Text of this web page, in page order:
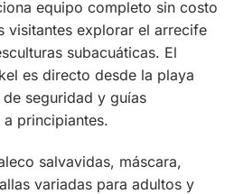
equipo completo sin costo
visitantes explorar el arrecife
subacuáticas. El
es directo desde la playa
seguridad y guías
principiantes.
salvavidas, máscara,
variadas para adultos y